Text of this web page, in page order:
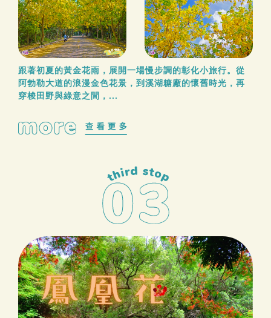
跟著初夏的黃金花雨，展開一場慢步調的彰化小旅行。從
阿勃勒大道的浪漫金色花景，到溪湖糖廠的懷舊時光，再
穿梭田野與綠意之間，...